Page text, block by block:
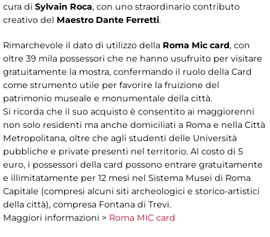
cura di Sylvain Roca, con uno straordinario contributo
creativo del Maestro Dante Ferretti.
Rimarchevole il dato di utilizzo della Roma Mic card, con
oltre 39 mila possessori che ne hanno usufruito per visitare
gratuitamente la mostra, confermando il ruolo della Card
come strumento utile per favorire la fruizione del
patrimonio museale e monumentale della città.
Si ricorda che il suo acquisto è consentito ai maggiorenni
non solo residenti ma anche domiciliati a Roma e nella Città
Metropolitana, oltre che agli studenti delle Università
pubbliche e private presenti nel territorio. Al costo di 5
euro, i possessori della card possono entrare gratuitamente
e illimitatamente per 12 mesi nel Sistema Musei di Roma
Capitale (compresi alcuni siti archeologici e storico-artistici
della città), compresa Fontana di Trevi.
Maggiori informazioni > Roma MIC card